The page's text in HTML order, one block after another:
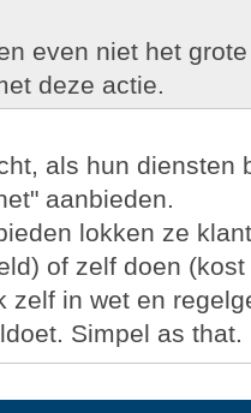
even niet het
deze actie.
als hun diensten
aanbieden.
lokken ze
of zelf doen
zelf in wet en
Simpel as that.